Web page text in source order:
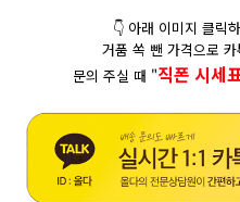
👇 아래 이미지 클릭
거품 쏙 뺀 가격으로
문의 주실 때 "직폰 시세